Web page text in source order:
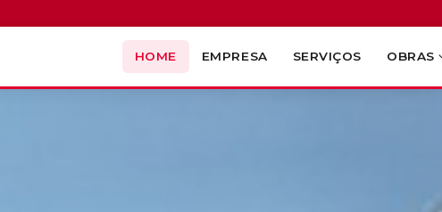
HOME EMPRESA SERVIÇOS OBRAS